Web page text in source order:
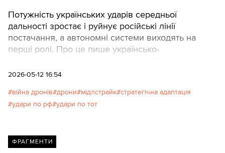
Потужність українських ударів середньої
дальності зростає і руйнує російські лінії
постачання, а автономні системи виходять на
перші ролі. Про це пише українсько-
європейської політики (CEPA) Девід Кириченко.
2026-05-12 16:54
війна дронів дрони мідлстрайк стратегічна адаптація
удари по рф удари по тот
ФРАГМЕНТИ